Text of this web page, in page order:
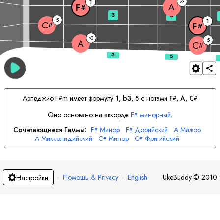
A b3
C# 5
C# 5
F# 1
F# 1 A
3 5
Арпеджио F#m имеет формулу 1, b3, 5 с нотами F#, A, C#
Оно основано на аккордеF# минорный.
Сочетающиеся Гаммы: F# Минор F# Дорийский A Мажор
A Миксолидийский C# Минор C# Фригийский
Настройки · Помощь & Privacy · English UkeBuddy © 2010